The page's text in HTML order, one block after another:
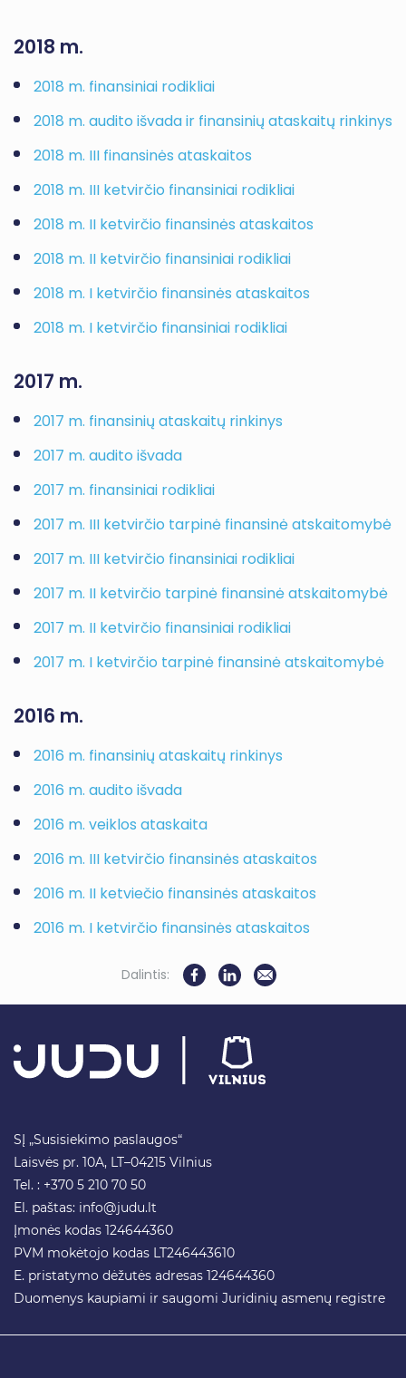
2018 m.
2018 m. finansiniai rodikliai
2018 m. audito išvada ir finansinių ataskaitų rinkinys
2018 m. III finansinės ataskaitos
2018 m. III ketvirčio finansiniai rodikliai
2018 m. II ketvirčio finansinės ataskaitos
2018 m. II ketvirčio finansiniai rodikliai
2018 m. I ketvirčio finansinės ataskaitos
2018 m. I ketvirčio finansiniai rodikliai
2017 m.
2017 m. finansinių ataskaitų rinkinys
2017 m. audito išvada
2017 m. finansiniai rodikliai
2017 m. III ketvirčio tarpinė finansinė atskaitomybė
2017 m. III ketvirčio finansiniai rodikliai
2017 m. II ketvirčio tarpinė finansinė atskaitomybė
2017 m. II ketvirčio finansiniai rodikliai
2017 m. I ketvirčio tarpinė finansinė atskaitomybė
2016 m.
2016 m. finansinių ataskaitų rinkinys
2016 m. audito išvada
2016 m. veiklos ataskaita
2016 m. III ketvirčio finansinės ataskaitos
2016 m. II ketviečio finansinės ataskaitos
2016 m. I ketvirčio finansinės ataskaitos
Dalintis:
SĮ „Susisiekimo paslaugos“
Laisvės pr. 10A, LT–04215 Vilnius
Tel. : +370 5 210 70 50
El. paštas: info@judu.lt
Įmonės kodas 124644360
PVM mokėtojo kodas LT246443610
E. pristatymo dėžutės adresas 124644360
Duomenys kaupiami ir saugomi Juridinių asmenų registre